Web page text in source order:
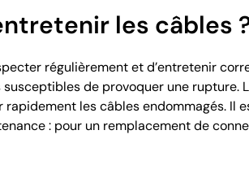
les câbles
régulièrement et d’entretenir
de provoquer une rupture.
les câbles endommagés. Il
: pour un remplacement de